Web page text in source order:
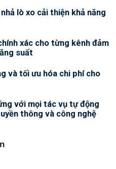
lò xo cải thiện khả năng
xác cho từng kênh đảm
suất
và tối ưu hóa chi phí cho
với mọi tác vụ tự động
thông và công nghệ